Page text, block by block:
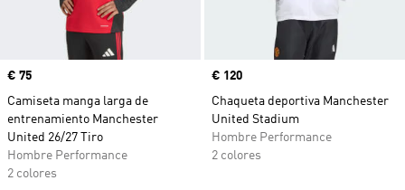
Precio
€ 75
Camiseta manga larga de
entrenamiento Manchester
United 26/27 Tiro
Hombre Performance
2 colores
Precio
€ 120
Chaqueta deportiva Manchester
United Stadium
Hombre Performance
2 colores